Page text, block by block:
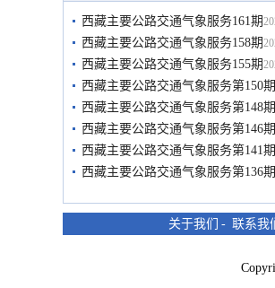
西藏主要公路交通气象服务161期
西藏主要公路交通气象服务158期
西藏主要公路交通气象服务155期
西藏主要公路交通气象服务第150期
西藏主要公路交通气象服务第148期
西藏主要公路交通气象服务第146期
西藏主要公路交通气象服务第141期
西藏主要公路交通气象服务第136期
关于我们 - 联系我